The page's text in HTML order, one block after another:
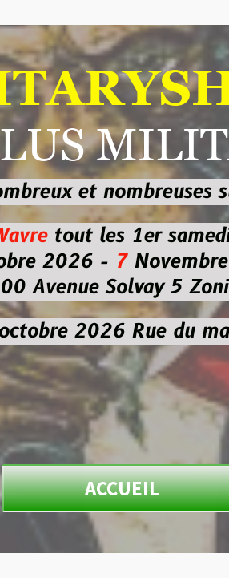
et nombreusessur les
les 1er samedi
- 7Novembre 2026
Solvay 5 Zoning
Rue du marché
ACCUEIL